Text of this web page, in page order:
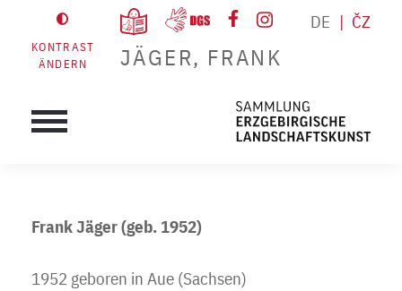
KONTRAST
ÄNDERN
DE ČZ
JÄGER, FRANK
Frank Jäger (geb. 1952)
1952 geboren in Aue (Sachsen)